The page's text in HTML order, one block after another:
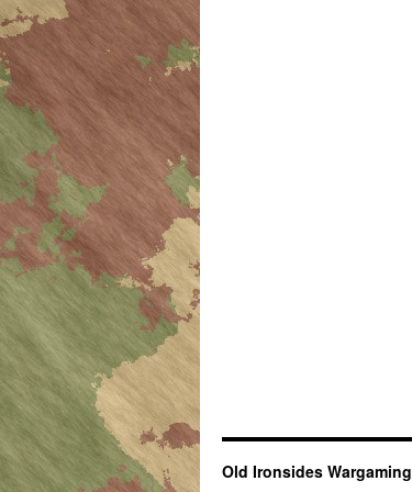
Old Ironsides Wargaming